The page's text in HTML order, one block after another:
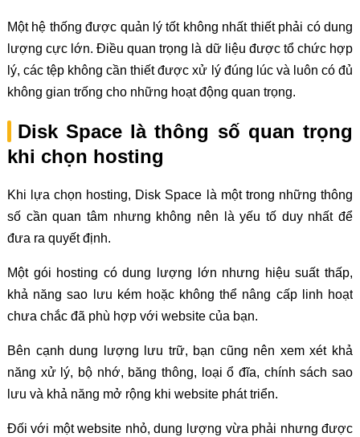
Một hệ thống được quản lý tốt không nhất thiết phải có dung
lượng cực lớn. Điều quan trọng là dữ liệu được tổ chức hợp
lý, các tệp không cần thiết được xử lý đúng lúc và luôn có đủ
không gian trống cho những hoạt động quan trọng.
Disk Space là thông số quan trọng
khi chọn hosting
Khi lựa chọn hosting, Disk Space là một trong những thông
số cần quan tâm nhưng không nên là yếu tố duy nhất để
đưa ra quyết định.
Một gói hosting có dung lượng lớn nhưng hiệu suất thấp,
khả năng sao lưu kém hoặc không thể nâng cấp linh hoạt
chưa chắc đã phù hợp với website của bạn.
Bên cạnh dung lượng lưu trữ, bạn cũng nên xem xét khả
năng xử lý, bộ nhớ, băng thông, loại ổ đĩa, chính sách sao
lưu và khả năng mở rộng khi website phát triển.
Đối với một website nhỏ, dung lượng vừa phải nhưng được